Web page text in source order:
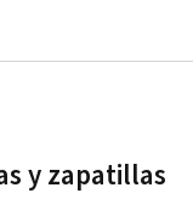
y zapatillas